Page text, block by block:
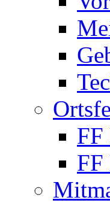
FF
FF